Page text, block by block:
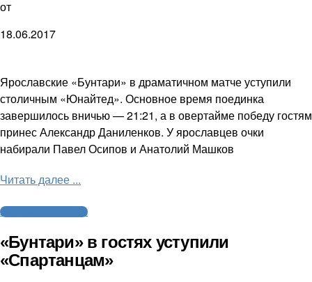
от
18.06.2017
Ярославские «Бунтари» в драматичном матче уступили
столичным «Юнайтед». Основное время поединка
завершилось вничью — 21:21, а в овертайме победу гостям
принес Александр Даниленков. У ярославцев очки
набирали Павел Осипов и Анатолий Машков
Читать далее ...
Американский футбол
«Бунтари» в гостях уступили
«Спартанцам»